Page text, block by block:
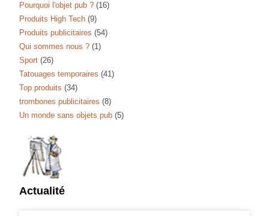
Pourquoi l'objet pub ? (16)
Produits High Tech (9)
Produits publicitaires (54)
Qui sommes nous ? (1)
Sport (26)
Tatouages temporaires (41)
Top produits (34)
trombones publicitaires (8)
Un monde sans objets pub (5)
Actualité